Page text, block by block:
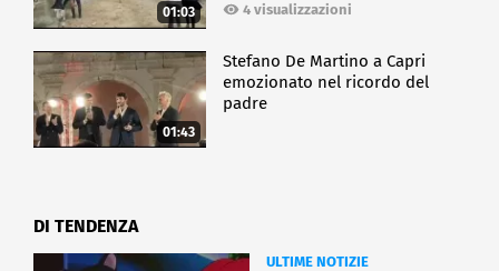
01:03 4 visualizzazioni
01:43
Stefano De Martino a Capri
emozionato nel ricordo del
padre
DI TENDENZA
ULTIME NOTIZIE